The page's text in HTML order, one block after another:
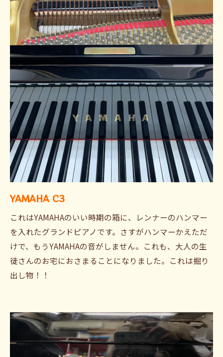
YAMAHA C3
これはYAMAHAのいい時期の箱に、レンナーのハンマー
を入れたグランドピアノです。さすがハンマーかえただ
けで、もうYAMAHAの音がしません。これも、大人の生
徒さんのお宅におさまることになりました。これは掘り
出し物！！